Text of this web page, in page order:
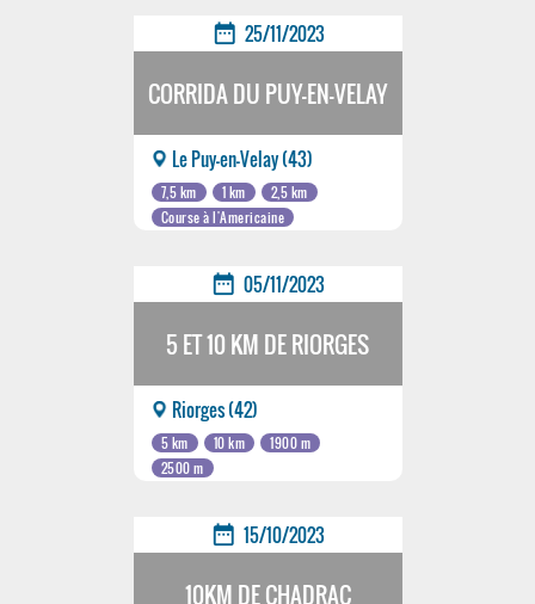
date_range 25/11/2023
CORRIDA DU PUY-EN-VELAY
Le Puy-en-Velay (43)
7,5 km 1 km
2,5 km
Course à l'Americaine
date_range 05/11/2023
5 ET 10 KM DE RIORGES
Riorges (42)
5 km 10 km
1900 m
2500 m
date_range 15/10/2023
10KM DE CHADRAC